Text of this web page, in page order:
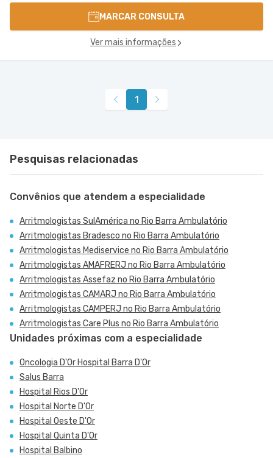
MARCAR CONSULTA
Ver mais informações
1
Pesquisas relacionadas
Convênios que atendem a especialidade
Arritmologistas SulAmérica no Rio Barra Ambulatório
Arritmologistas Bradesco no Rio Barra Ambulatório
Arritmologistas Mediservice no Rio Barra Ambulatório
Arritmologistas AMAFRERJ no Rio Barra Ambulatório
Arritmologistas Assefaz no Rio Barra Ambulatório
Arritmologistas CAMARJ no Rio Barra Ambulatório
Arritmologistas CAMPERJ no Rio Barra Ambulatório
Arritmologistas Care Plus no Rio Barra Ambulatório
Unidades próximas com a especialidade
Oncologia D'Or Hospital Barra D'Or
Salus Barra
Hospital Rios D'Or
Hospital Norte D'Or
Hospital Oeste D'Or
Hospital Quinta D'Or
Hospital Balbino